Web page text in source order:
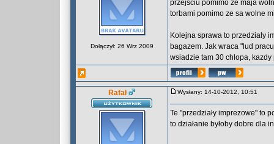
Dołączył: 26 Wrz 2009
przejsciu pomimo ze maja
torbami pomimo ze sa wolne
Kolejna sprawa to przedzialy
bagazem. Jak wraca "lud
wsiadzie tam 30 chlopa,
Rafał Wysłany: 14-10-2012, 10:51
Te "przedziały imprezowe" to
to działanie byłoby dobre dla